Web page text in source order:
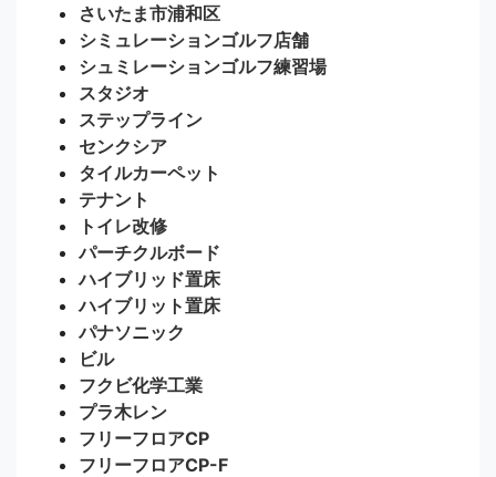
さいたま市浦和区
シミュレーションゴルフ店舗
シュミレーションゴルフ練習場
スタジオ
ステップライン
センクシア
タイルカーペット
テナント
トイレ改修
パーチクルボード
ハイブリッド置床
ハイブリット置床
パナソニック
ビル
フクビ化学工業
プラ木レン
フリーフロアCP
フリーフロアCP-F